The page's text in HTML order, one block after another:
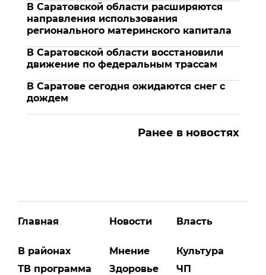
В Саратовской области расширяются
направления использования
регионального материнского капитала
В Саратовской области восстановили
движение по федеральным трассам
В Саратове сегодня ожидаются снег с
дождем
Ранее в новостях
Главная
В районах
ТВ программа
Новости
Мнение
Здоровье
Власть
Культура
ЧП